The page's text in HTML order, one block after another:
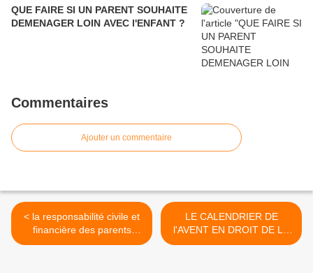
QUE FAIRE SI UN PARENT SOUHAITE
DEMENAGER LOIN AVEC l'ENFANT ?
Commentaires
Ajouter un commentaire
< la responsabilité civile et
financière des parents
séparés
LE CALENDRIER DE
l'AVENT EN DROIT DE LA
FAMILLE ET DES